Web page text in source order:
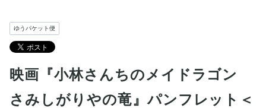
ゆうパケット便
映画『小林さんちのメイドラゴン
さみしがりやの竜』パンフレット＜